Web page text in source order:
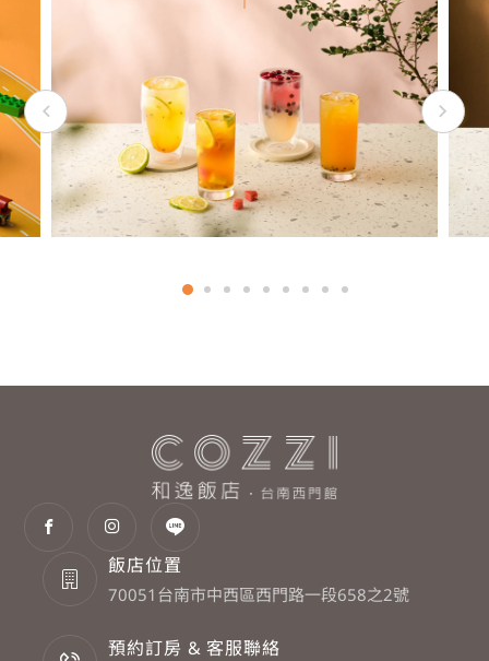
飯店位置
70051台南市中西區西門路一段658之2號
預約訂房 & 客服聯絡